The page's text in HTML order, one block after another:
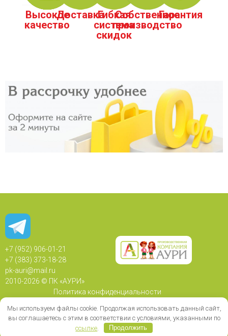
Высокое
качество
ДоставкаГибкая
система
скидок
Собственное
производство
Гарантия
+7 (952) 906-01-21
+7 (383) 373-18-28
pk-auri@mail.ru
2010-2026 © ПК «АУРИ»
Политика конфиденциальности
Согласие на обработку персональных данных
Мы используем файлы cookie. Продолжая использовать данный сайт,
вы соглашаетесь с этим в соответствии с условиями, указанными по
ссылке
Продолжить